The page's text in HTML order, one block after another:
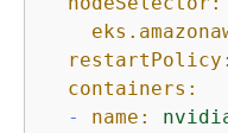
restartPolicy:
containers:
-
name: